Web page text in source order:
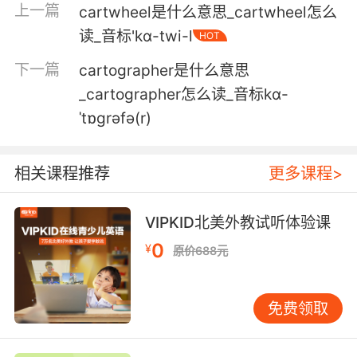
4. I'm the person that requisitions toner
我只是负责订购墨盒的后备人员
5. Online gaming is different from arcade or
在线游戏与游戏厅或卡带游戏不同
6. Daddy's just reminding you that he sent
the cartridges.
爸剛提醒說他已經把墨盒寄過去了
7. That is a full metal jacket rifle cartridge.
那是一个全金属外壳的来福枪子弹
上一篇
cartwheel是什么意思_cartwheel怎么
读_音标'kɑ-twi-l
HOT
下一篇
cartographer是什么意思
_cartographer怎么读_音标kɑ-
ˈtɒgrəfə(r)
相关课程推荐 更多课程>
VIPKID北美外教试听体验课
¥0 原价688元
免费领取